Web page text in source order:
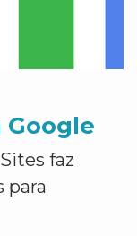
Google
faz
para